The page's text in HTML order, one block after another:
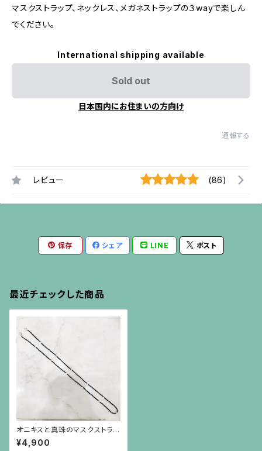
マスクストラップ、ネックレス、メガネストラップの３wayで楽しん
でください。
International shipping available
Sold out
日本国内にお住まいの方向け
通報する
レビュー (86)
保存 シェア LINE ポスト
最近チェックした商品
オニキスと真珠のマスクストラッ
プ兼ネックレス兼眼鏡ストラップ
¥4,900